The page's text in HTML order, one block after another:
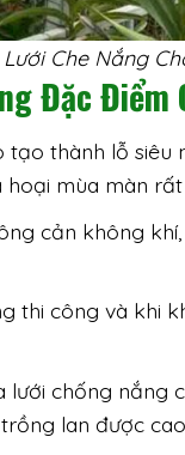
Che Nắng
Đặc Điểm
thành lỗ
hoại mùa màn
cản không
thi công và khi
chống nắng
lan được